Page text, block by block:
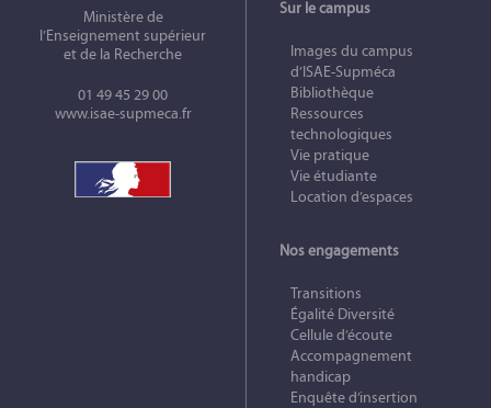
Ministère de
l’Enseignement supérieur
et de la Recherche
01 49 45 29 00
www.isae-supmeca.fr
Sur le campus
Images du campus
d’ISAE-Supméca
Bibliothèque
Ressources
technologiques
Vie pratique
Vie étudiante
Location d’espaces
Nos engagements
Transitions
Égalité Diversité
Cellule d’écoute
Accompagnement
handicap
Enquête d’insertion